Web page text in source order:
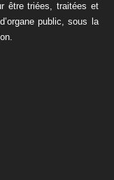
être triées, traitées et
public, sous la